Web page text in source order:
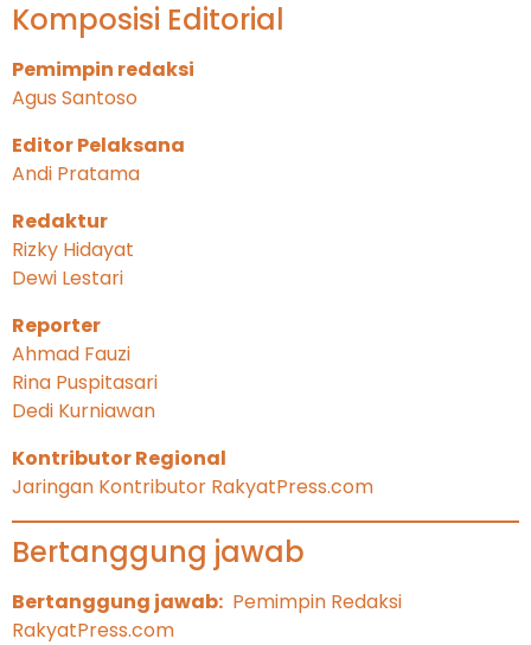
Komposisi Editorial
Pemimpin redaksi
Agus Santoso
Editor Pelaksana
Andi Pratama
Redaktur
Rizky Hidayat
Dewi Lestari
Reporter
Ahmad Fauzi
Rina Puspitasari
Dedi Kurniawan
Kontributor Regional
Jaringan Kontributor RakyatPress.com
Bertanggung jawab
Bertanggung jawab: Pemimpin Redaksi
RakyatPress.com